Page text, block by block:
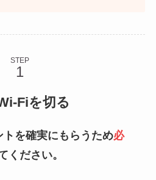
STEP
Fiを切る
を確実にもらうため必
ください。